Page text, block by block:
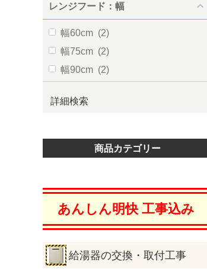
レンジフード：幅
幅60cm (2)
幅75cm (2)
幅90cm (2)
詳細検索
商品カテゴリー
あんしん明快 工事込み
給湯器の交換・取付工事